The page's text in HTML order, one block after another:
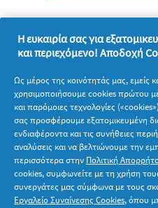
Σχετικά με την P&G
Νομικά
Ακολουθήστε μας
Η ευκαιρία σας για
και περιεχόμενο! Αποδοχή
Ως μέρος της κοινότητάς μας, εμείς
χρησιμοποιήσουμε cookies πρώτου
και παρόμοιες τεχνολογίες
σας προσφέρουμε εξατομικευμένη
ενδιαφέροντα και τις συνήθειες
αναλύσεις και να βελτιώνουμε την
περισσότερα στην Πολιτική
cookies, συμφωνείτε με τη χρήση
συνεργάτες μας σύμφωνα με τους
Εργαλείο Συναίνεσης Cookies, όπου